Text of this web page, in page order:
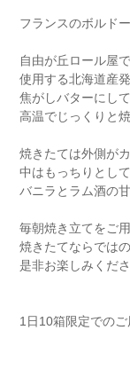
フランスのボルド
自由が丘ロール屋
使用する北海道産
焦がしバターにし
高温でじっくりと
焼きたては外側が
中はもっちりとして
バニラとラム酒の
毎朝焼き立てをご
焼きたてならでは
是非お楽しみくだ
1日10箱限定での